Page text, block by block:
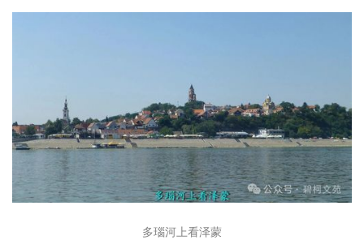
多瑙河上看泽蒙